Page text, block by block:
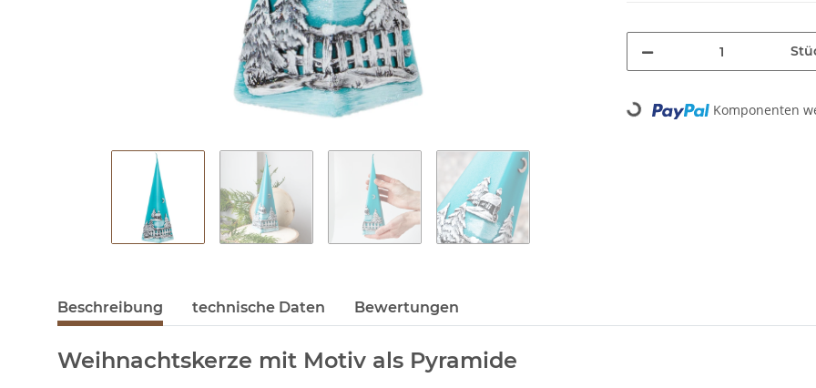
Loading... Komponenten
Beschreibung technische Daten Bewertungen
Weihnachtskerze mit Motiv als Pyramide